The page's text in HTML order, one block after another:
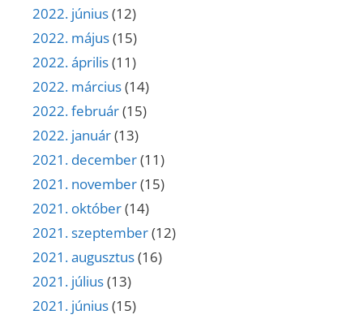
2022. június(12)
2022. május(15)
2022. április(11)
2022. március(14)
2022. február(15)
2022. január(13)
2021. december(11)
2021. november(15)
2021. október(14)
2021. szeptember(12)
2021. augusztus(16)
2021. július(13)
2021. június(15)